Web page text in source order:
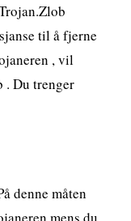
til å fjerne
, vil
. Du trenger
denne måten